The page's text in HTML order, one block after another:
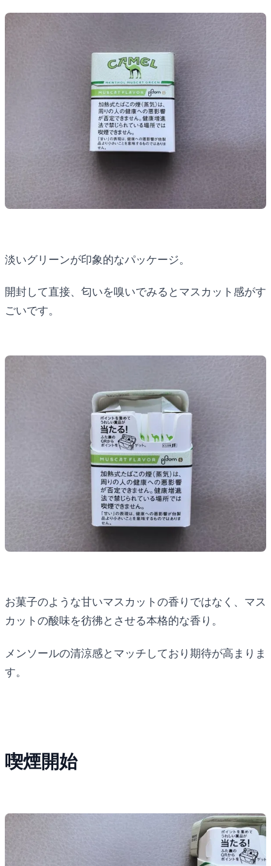
淡いグリーンが印象的なパッケージ。
開封して直接、匂いを嗅いでみるとマスカット感がす
ごいです。
お菓子のような甘いマスカットの香りではなく、マス
カットの酸味を彷彿とさせる本格的な香り。
メンソールの清涼感とマッチしており期待が高まりま
す。
喫煙開始